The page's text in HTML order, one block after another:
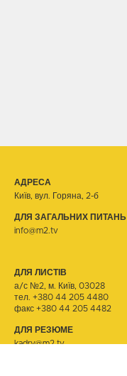
АДРЕСА
Київ, вул. Горяна, 2-б
ДЛЯ ЗАГАЛЬНИХ ПИТАНЬ
info@m2.tv
ДЛЯ ЛИСТІВ
а/с №2, м. Київ, 03028
тел. +380 44 205 4480
факс +380 44 205 4482
ДЛЯ РЕЗЮМЕ
kadry@m2.tv